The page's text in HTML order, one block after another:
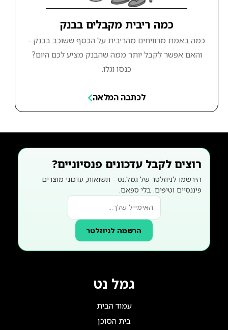
כמה ריבית מקבלים בבנק
כמה באמת מרוויחים מהריבית על הכסף ששוכב בבנק -
והאם אפשר לקבל יותר ממה שהבנק מציע לכם היום?
כנסו וגלו.
לכתבה המלאה
רוצים לקבל עדכונים פנסיוניים?
הירשמו לניוזלטר של גמל.נט - תשואות, עדכוני מוצרים
פיננסיים וטיפים. בלי ספאם.
הרשמה לניוזלטר
גמל נט
עמוד הבית
בית הסוכן